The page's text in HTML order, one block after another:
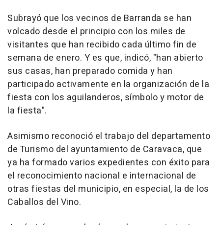
Subrayó que los vecinos de Barranda se han
volcado desde el principio con los miles de
visitantes que han recibido cada último fin de
semana de enero. Y es que, indicó, "han abierto
sus casas, han preparado comida y han
participado activamente en la organización de la
fiesta con los aguilanderos, símbolo y motor de
la fiesta".
Asimismo reconoció el trabajo del departamento
de Turismo del ayuntamiento de Caravaca, que
ya ha formado varios expedientes con éxito para
el reconocimiento nacional e internacional de
otras fiestas del municipio, en especial, la de los
Caballos del Vino.